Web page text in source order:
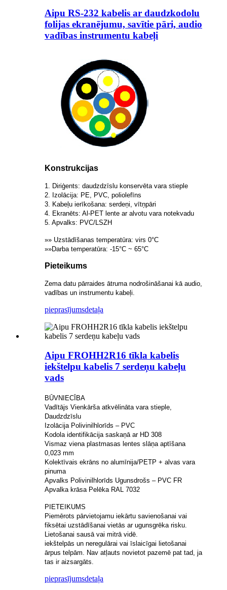
Aipu RS-232 kabelis ar daudzkodolu
folijas ekranējumu, savītie pāri, audio
vadības instrumentu kabeļi
Konstrukcijas
1. Diriģents: daudzdzīslu konservēta vara stieple
2. Izolācija: PE, PVC, poliolefīns
3. Kabeļu ierīkošana: serdeņi, vītņpāri
4. Ekranēts: Al-PET lente ar alvotu vara notekvadu
5. Apvalks: PVC/LSZH
»» Uzstādīšanas temperatūra: virs 0°C
»»Darba temperatūra: -15°C ~ 65°C
Pieteikums
Zema datu pārraides ātruma nodrošināšanai kā audio,
vadības un instrumentu kabeļi.
pieprasījumsdetaļa
Aipu FROHH2R16 tīkla kabelis
iekštelpu kabelis 7 serdeņu kabeļu
vads
BŪVNIECĪBA
Vadītājs Vienkārša atkvēlināta vara stieple,
Daudzdzīslu
Izolācija Polivinilhlorīds – PVC
Kodola identifikācija saskaņā ar HD 308
Vismaz viena plastmasas lentes slāņa aptīšana
0,023 mm
Kolektīvais ekrāns no alumīnija/PETP + alvas vara
pinuma
Apvalks Polivinilhlorīds Ugunsdrošs – PVC FR
Apvalka krāsa Pelēka RAL 7032
PIETEIKUMS
Piemērots pārvietojamu iekārtu savienošanai vai
fiksētai uzstādīšanai vietās ar ugunsgrēka risku.
Lietošanai sausā vai mitrā vidē.
iekštelpās un neregulārai vai īslaicīgai lietošanai
ārpus telpām. Nav atļauts novietot pazemē pat tad, ja
tas ir aizsargāts.
pieprasījumsdetaļa